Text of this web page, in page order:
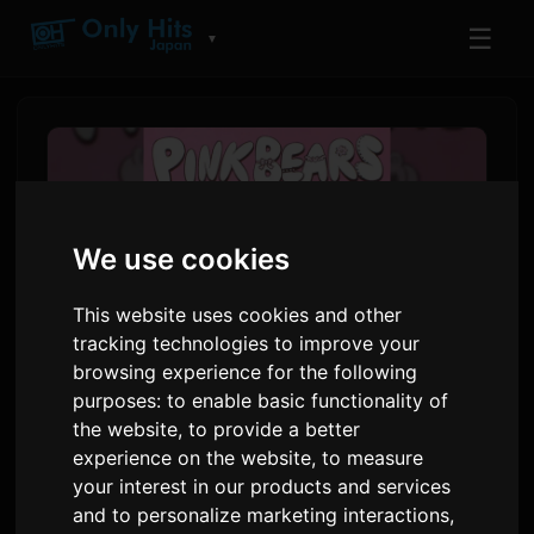
We use cookies
This website uses cookies and other
tracking technologies to improve your
browsing experience for the following
purposes:to enable basic functionality of
the website,to provide a better
experience on the website,to measure
your interest in our products and services
and to personalize marketing interactions,
▼ ☰
Koresawa Shpall Listën e
Këngëve për Mini Albumin
'PINK BEARS', Singleja